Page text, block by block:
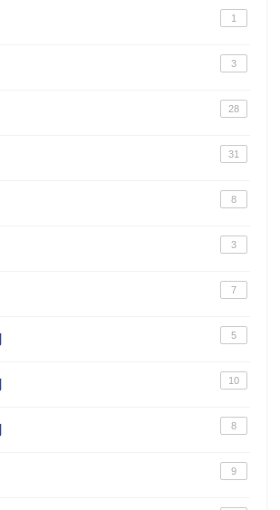
1
3
28
31
8
3
7
5
10
8
9